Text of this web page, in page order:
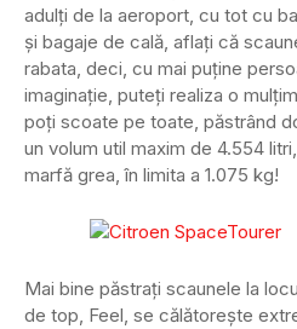
adulți de la aeroport, cu tot cu
și bagaje de cală, aflați că
rabata, deci, cu mai puține
imaginație, puteți realiza o
poți scoate pe toate, păstrând
un volum util maxim de 4.554
marfă grea, în limita a 1.075 kg!
Mai bine păstrați scaunele la
de top, Feel, se călătorește